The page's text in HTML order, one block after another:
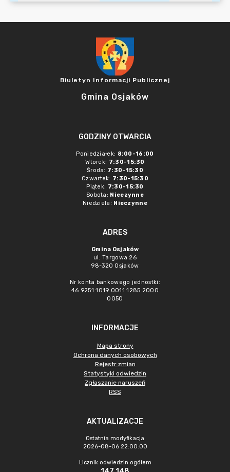
Biuletyn Informacji Publicznej
Gmina Osjaków
GODZINY OTWARCIA
Poniedziałek: 8:00-16:00
Wtorek: 7:30-15:30
Środa: 7:30-15:30
Czwartek: 7:30-15:30
Piątek: 7:30-15:30
Sobota: Nieczynne
Niedziela: Nieczynne
ADRES
Gmina Osjaków
ul. Targowa 26
98-320 Osjaków
Nr konta bankowego jednostki:
46 9251 1019 0011 1285 2000
0050
INFORMACJE
Mapa strony
Ochrona danych osobowych
Rejestr zmian
Statystyki odwiedzin
Zgłaszanie naruszeń
RSS
AKTUALIZACJE
Ostatnia modyfikacja
2026-08-06 22:00:00
Licznik odwiedzin ogółem